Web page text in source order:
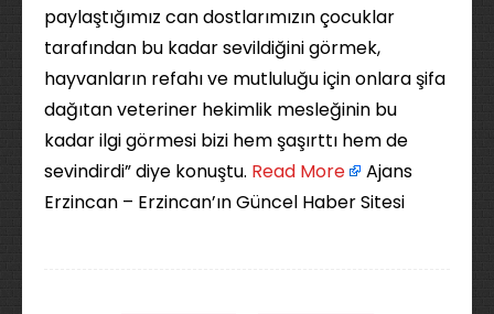
paylaştığımız can dostlarımızın çocuklar
tarafından bu kadar sevildiğini görmek,
hayvanların refahı ve mutluluğu için onlara şifa
dağıtan veteriner hekimlik mesleğinin bu
kadar ilgi görmesi bizi hem şaşırttı hem de
sevindirdi” diye konuştu. ​ Read More
Ajans
Erzincan – Erzincan’ın Güncel Haber Sitesi